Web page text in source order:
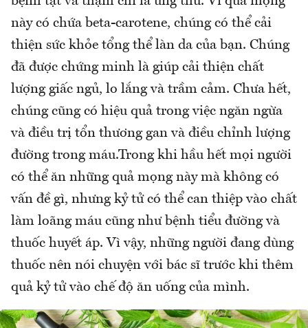
này có chứa beta-carotene, chúng có thể cải
thiện sức khỏe tổng thể làn da của bạn. Chúng
đã được chứng minh là giúp cải thiện chất
lượng giấc ngủ, lo lắng và trầm cảm. Chưa hết,
chúng cũng có hiệu quả trong việc ngăn ngừa
và điều trị tổn thương gan và điều chỉnh lượng
đường trong máu.Trong khi hầu hết mọi người
có thể ăn những quả mọng này mà không có
vấn đề gì, nhưng kỷ tử có thể can thiệp vào chất
làm loãng máu cũng như bệnh tiểu đường và
thuốc huyết áp. Vì vậy, những người đang dùng
thuốc nên nói chuyện với bác sĩ trước khi thêm
quả kỷ tử vào chế độ ăn uống của mình.